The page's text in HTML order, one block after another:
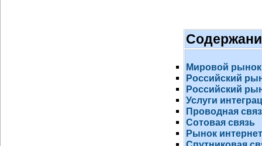
Мировой рынок
Российский
Российский
Услуги
Проводная
Сотовая связь
Рынок